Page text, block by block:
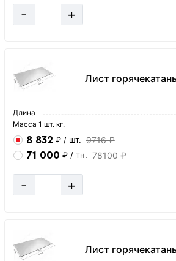
- +
Лист
Длина
Масса 1 шт. кг.
8 832 ₽ / шт. 9716 ₽
71 000 ₽ / тн. 78100 ₽
- +
Лист